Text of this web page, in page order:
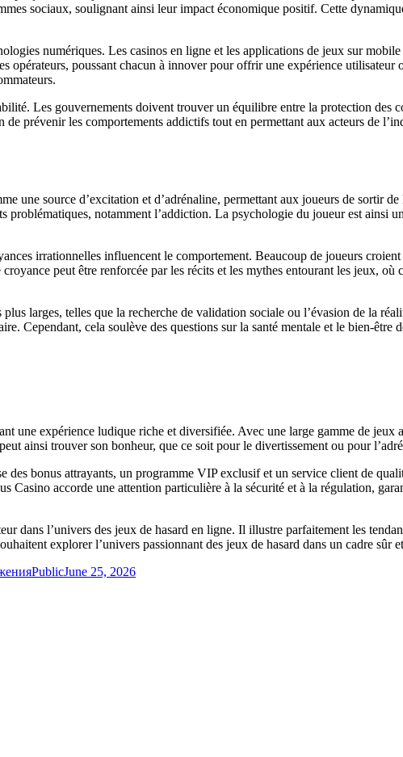
sociaux, soulignant ainsi leur impact économique positif. Cette
numériques. Les casinos en ligne et les applications de jeux sur
opérateurs, poussant chacun à innover pour offrir une expérience utilisateur
Les gouvernements doivent trouver un équilibre entre la protection des
prévenir les comportements addictifs tout en permettant aux acteurs de
une source d’excitation et d’adrénaline, permettant aux joueurs de sortir
problématiques, notamment l’addiction. La psychologie du joueur est ainsi
irrationnelles influencent le comportement. Beaucoup de joueurs croient
peut être renforcée par les récits et les mythes entourant les jeux, où
larges, telles que la recherche de validation sociale ou l’évasion de la
Cependant, cela soulève des questions sur la santé mentale et le bien-être
une expérience ludique riche et diversifiée. Avec une large gamme de jeux
ainsi trouver son bonheur, que ce soit pour le divertissement ou pour
des bonus attrayants, un programme VIP exclusif et un service client de
Casino accorde une attention particulière à la sécurité et à la régulation,
dans l’univers des jeux de hasard en ligne. Il illustre parfaitement les
explorer l’univers passionnant des jeux de hasard dans un cadre sûr
PublicJune 25, 2026